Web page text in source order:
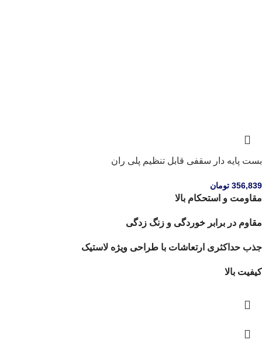
بست پایه دار سقفی قابل تنظیم پلی ران
356,839 تومان
مقاومت و استحکام بالا
مقاوم در برابر خوردگی و زنگ زدگی
جذب حداکثری ارتعاشات با طراحی ویژه لاستیک
کیفیت بالا